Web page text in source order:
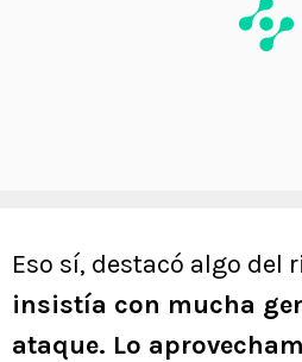
Eso sí, destacó algo del
insistía con mucha
ataque. Lo